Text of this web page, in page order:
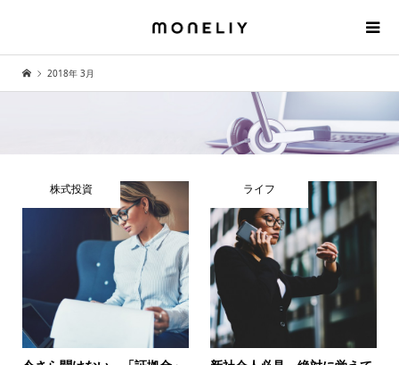
2018年 3月
株式投資 ライフ